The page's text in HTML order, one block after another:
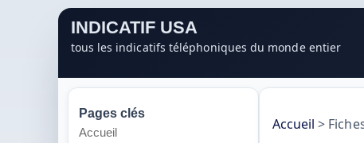
INDICATIF USA
tous les indicatifs téléphoniques du monde entier
Pages clés
Accueil
Accueil >